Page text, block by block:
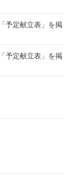
予定献立表」を掲
予定献立表」を掲